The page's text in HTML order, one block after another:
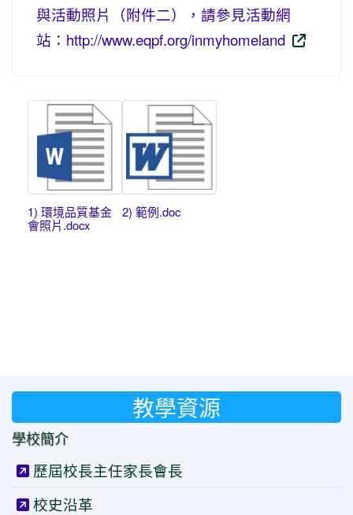
與活動照片（附件二），請參見活動網
站：http://www.eqpf.org/inmyhomeland
1) 環境品質基金
會照片.docx
2) 範例.doc
教學資源
學校簡介
歷屆校長主任家長會長
校史沿革